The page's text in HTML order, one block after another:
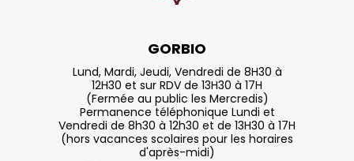
GORBIO
Lund, Mardi, Jeudi, Vendredi de 8H30 à
12H30 et sur RDV de 13H30 à 17H
(Fermée au public les Mercredis)
Permanence téléphonique Lundi et
Vendredi de 8h30 à 12h30 et de 13H30 à 17H
(hors vacances scolaires pour les horaires
d'après-midi)